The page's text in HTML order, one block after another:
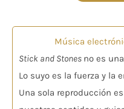
Música
Stick and Stones no es
Lo suyo es la fuerza y la
Una sola reproducción